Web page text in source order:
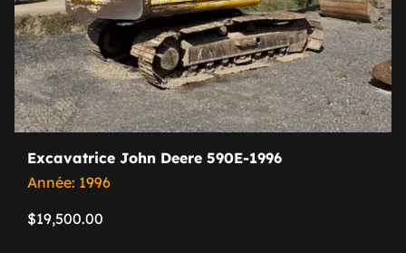
Excavatrice John Deere 590E-1996
Année: 1996
$19,500.00